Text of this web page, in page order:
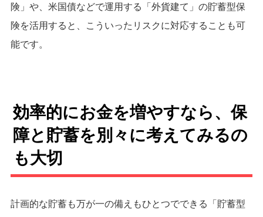
険」や、米国債などで運用する「外貨建て」の貯蓄型保
険を活用すると、こういったリスクに対応することも可
能です。
効率的にお金を増やすなら、保
障と貯蓄を別々に考えてみるの
も大切
計画的な貯蓄も万が一の備えもひとつでできる「貯蓄型